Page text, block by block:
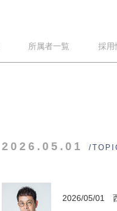
所属者一覧 採用
2026.05.01 /
2026/05/01